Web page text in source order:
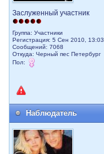
Заслуженный участник
Группа: Участники
Регистрация: 5 Сен 2010, 13:03
Сообщений: 7068
Откуда: Черный пес Петербург
Пол:
Наблюдатель